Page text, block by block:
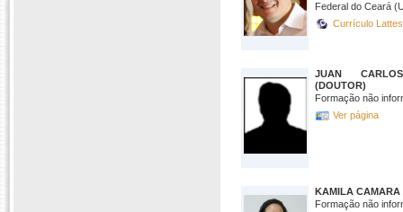
Federal do Ceará
Currículo
JUAN
(DOUTOR)
Formação não
Ver página
KAMILA CAMARA
Formação não